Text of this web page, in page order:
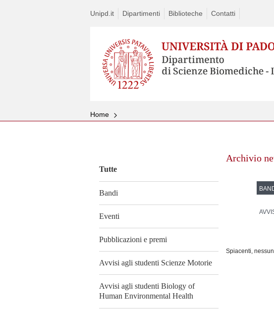
Unipd.it Dipartimenti Biblioteche Contatti
Home
Tutte
Bandi
Eventi
Pubblicazioni e premi
Avvisi agli studenti Scienze Motorie
Avvisi agli studenti Biology of
Human Environmental Health
Archivio
Spiacenti,